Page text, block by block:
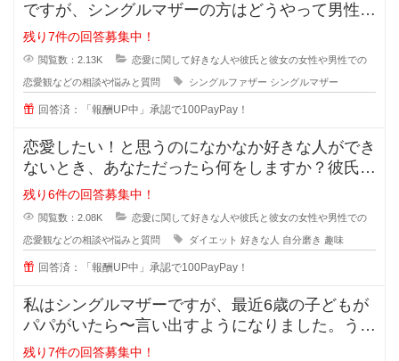
ですが、シングルマザーの方はどうやって男性と
会う時間を作っているのでしょうか
残り7件の回答募集中！
閲覧数：2.13K 恋愛に関して好きな人や彼氏と彼女の女性や男性での
恋愛観などの相談や悩みと質問 シングルファザー シングルマザー
回答済：「報酬UP中」承認で100PayPay！
恋愛したい！と思うのになかなか好きな人ができ
ないとき、あなただったら何をしますか？彼氏が
欲しい！彼女がほしい！と思ってい
残り6件の回答募集中！
閲覧数：2.08K 恋愛に関して好きな人や彼氏と彼女の女性や男性での
恋愛観などの相談や悩みと質問 ダイエット 好きな人 自分磨き 趣味
回答済：「報酬UP中」承認で100PayPay！
私はシングルマザーですが、最近6歳の子どもが
パパがいたら〜言い出すようになりました。うち
ではもう元旦那との関係も完全に切
残り7件の回答募集中！